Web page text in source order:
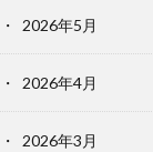
2026年5月
2026年4月
2026年3月